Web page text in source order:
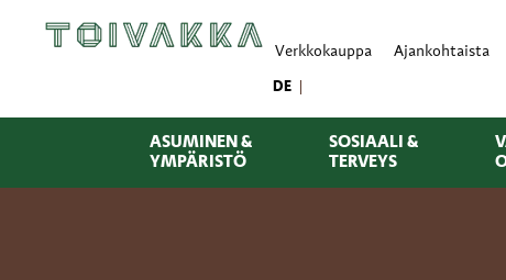
Verkkokauppa Ajankohtaista
DE
ASUMINEN &
YMPÄRISTÖ
SOSIAALI &
TERVEYS